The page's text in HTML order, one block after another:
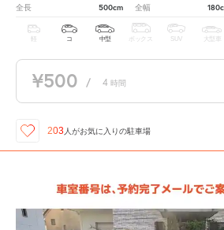
全長 500cm 全幅
軽 コ 中型 ボックス SUV 大型車
¥500 / 4 時間
203 人がお気に入りの駐車場